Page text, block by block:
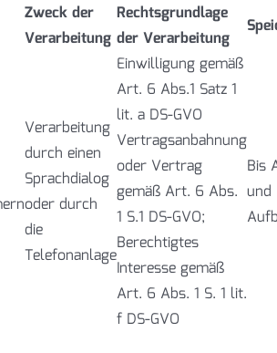
Zweck der
Verarbeitung
Rechtsgrundlage
der Verarbeitung
Verarbeitung
durch einen
Sprachdialog
oder durch
die
Telefonanlage
Einwilligung gemäß
Art. 6 Abs.1 Satz 1
lit. a DS-GVO
Vertragsanbahnung
oder Vertrag
gemäß Art. 6 Abs.
1 S.1 DS-GVO;
Berechtigtes
Interesse gemäß
Art. 6 Abs. 1 S. 1 lit.
f DS-GVO
Bis
und